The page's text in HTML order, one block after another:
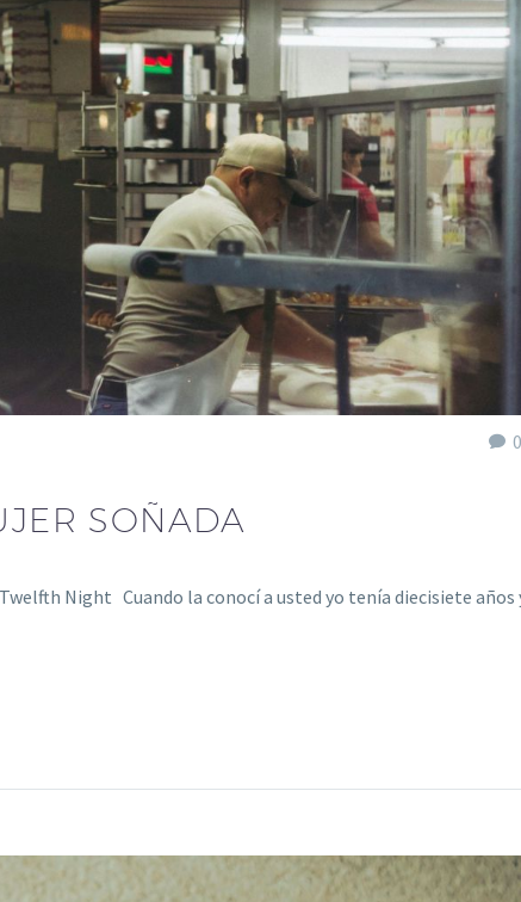
0
SOÑADA
Night Cuando la conocí a usted yo tenía diecisiete años